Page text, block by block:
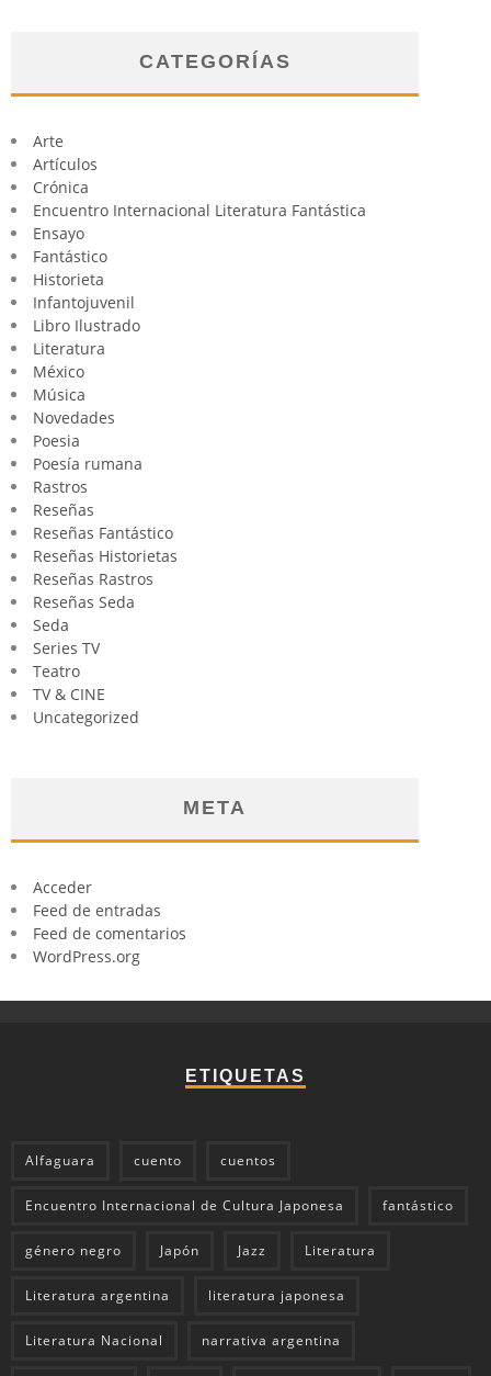
CATEGORÍAS
Arte
Artículos
Crónica
Encuentro Internacional Literatura Fantástica
Ensayo
Fantástico
Historieta
Infantojuvenil
Libro Ilustrado
Literatura
México
Música
Novedades
Poesia
Poesía rumana
Rastros
Reseñas
Reseñas Fantástico
Reseñas Historietas
Reseñas Rastros
Reseñas Seda
Seda
Series TV
Teatro
TV & CINE
Uncategorized
META
Acceder
Feed de entradas
Feed de comentarios
WordPress.org
ETIQUETAS
Alfaguara cuento cuentos
Encuentro Internacional de Cultura Japonesa fantástico
género negro Japón Jazz Literatura
Literatura argentina literatura japonesa
Literatura Nacional narrativa argentina